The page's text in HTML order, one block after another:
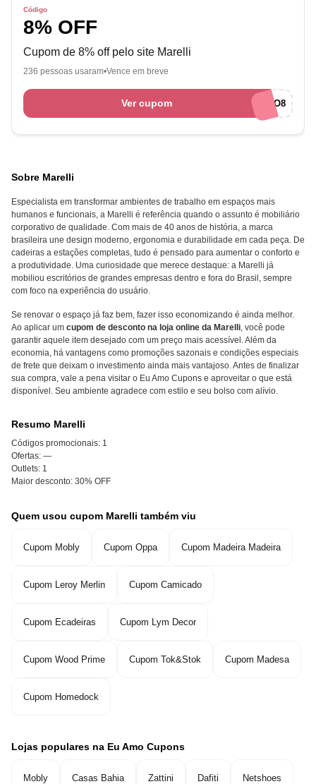
Código
8% OFF
Cupom de 8% off pelo site Marelli
236 pessoas usaram Vence em breve
Ver cupom MOBILIARIO8
Sobre Marelli
Especialista em transformar ambientes de trabalho em espaços mais
humanos e funcionais, a Marelli é referência quando o assunto é mobiliário
corporativo de qualidade. Com mais de 40 anos de história, a marca
brasileira une design moderno, ergonomia e durabilidade em cada peça. De
cadeiras a estações completas, tudo é pensado para aumentar o conforto e
a produtividade. Uma curiosidade que merece destaque: a Marelli já
mobiliou escritórios de grandes empresas dentro e fora do Brasil, sempre
com foco na experiência do usuário.
Se renovar o espaço já faz bem, fazer isso economizando é ainda melhor.
Ao aplicar um cupom de desconto na loja online da Marelli , você pode
garantir aquele item desejado com um preço mais acessível. Além da
economia, há vantagens como promoções sazonais e condições especiais
de frete que deixam o investimento ainda mais vantajoso. Antes de finalizar
sua compra, vale a pena visitar o Eu Amo Cupons e aproveitar o que está
disponível. Seu ambiente agradece com estilo e seu bolso com alívio.
Resumo Marelli
Códigos promocionais: 1
Ofertas: —
Outlets: 1
Maior desconto: 30% OFF
Quem usou cupom Marelli também viu
Cupom Mobly Cupom Oppa Cupom Madeira Madeira
Cupom Leroy Merlin Cupom Camicado
Cupom Ecadeiras Cupom Lym Decor
Cupom Wood Prime Cupom Tok&Stok Cupom Madesa
Cupom Homedock
Lojas populares na Eu Amo Cupons
Mobly Casas Bahia Zattini Dafiti Netshoes